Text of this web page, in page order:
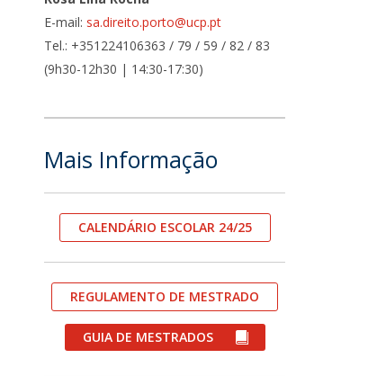
de Emprego
E-mail: sa.direito.porto@ucp.pt
Tel.: +351224106363 / 79 / 59 / 82 / 83
(9h30-12h30 | 14:30-17:30)
Mais Informação
CALENDÁRIO ESCOLAR 24/25
REGULAMENTO DE MESTRADO
GUIA DE MESTRADOS